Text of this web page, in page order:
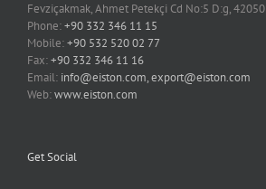
Fevziçakmak, Ahmet Petekçi Cd No:5 D:g,
Phone:+90 332 346 11 15
Mobile:+90 532 520 02 77
Fax:+90 332 346 11 16
Email: info@eiston.com, export@eiston.com
Web:www.eiston.com
Get Social